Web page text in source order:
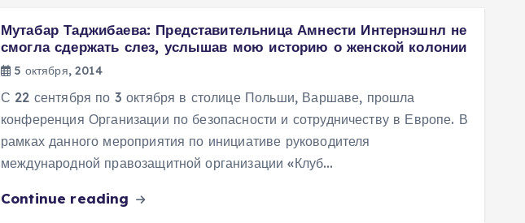
Мутабар Таджибаева: Представительница Амнести Интернэшнл не
смогла сдержать слез, услышав мою историю о женской колонии
5 октября, 2014
С 22 сентября по 3 октября в столице Польши, Варшаве, прошла
конференция Организации по безопасности и сотрудничеству в Европе. В
рамках данного мероприятия по инициативе руководителя
международной правозащитной организации «Клуб…
Continue reading